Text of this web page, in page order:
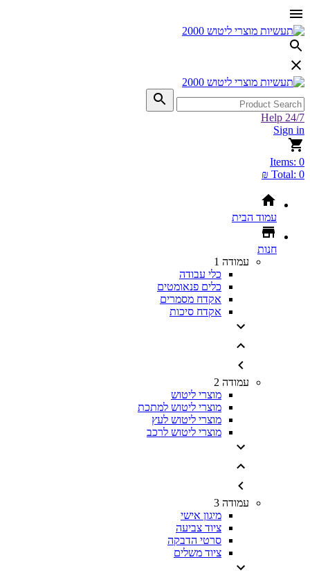
Help 24/7
Sign in
Items: 0
Total: 0 ₪
עמוד הבית
חנות
עמודה 1
כלי עבודה
כלים פנאומטים
אקדח מסמרים
אקדח סיכות
עמודה 2
מוצרי ליטוש
מוצרי ליטוש למתכת
מוצרי ליטוש לעץ
מוצרי ליטוש לרכב
עמודה 3
מיגון אישי
ציוד צביעה
סרטי הדבקה
ציוד משלים